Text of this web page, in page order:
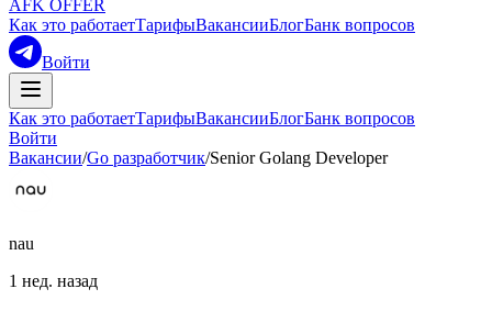
AFK OFFER
Как это работаетТарифыВакансииБлогБанк вопросов
Войти
Как это работаетТарифыВакансииБлогБанк вопросов
Войти
Вакансии/Go разработчик/Senior Golang Developer
nau
1 нед. назад